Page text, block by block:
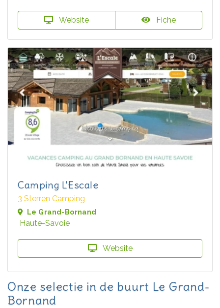
Website Fiche
Camping L'Escale
3 Sterren Camping
Le Grand-Bornand
Haute-Savoie
Website
Onze selectie in de buurt Le Grand-
Bornand